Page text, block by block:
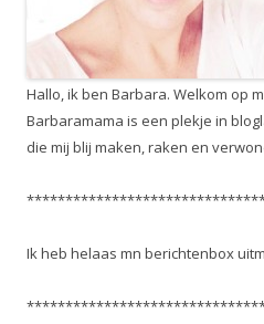
Hallo, ik ben Barbara. Welkom op
Barbaramama is een plekje in
die mij blij maken, raken en
Ik heb helaas mn berichtenbox